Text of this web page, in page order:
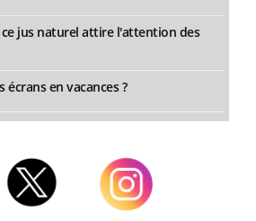
ce jus naturel attire l'attention des
en vacances ?